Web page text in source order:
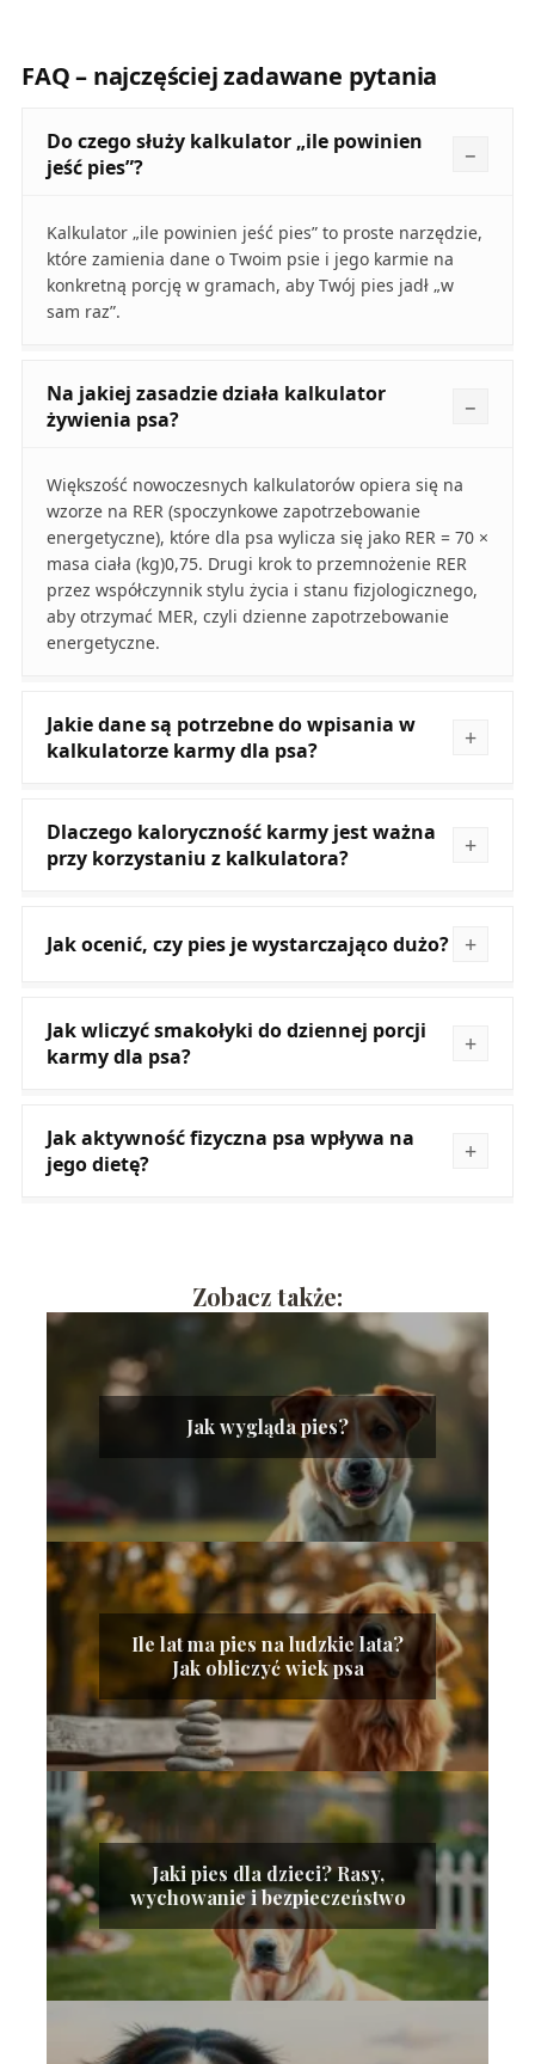
FAQ – najczęściej zadawane pytania
Do czego służy kalkulator „ile powinien
jeść pies”?
Kalkulator „ile powinien jeść pies” to proste narzędzie,
które zamienia dane o Twoim psie i jego karmie na
konkretną porcję w gramach, aby Twój pies jadł „w
sam raz”.
Na jakiej zasadzie działa kalkulator
żywienia psa?
Większość nowoczesnych kalkulatorów opiera się na
wzorze na RER (spoczynkowe zapotrzebowanie
energetyczne), które dla psa wylicza się jako RER = 70 ×
masa ciała (kg)0,75. Drugi krok to przemnożenie RER
przez współczynnik stylu życia i stanu fizjologicznego,
aby otrzymać MER, czyli dzienne zapotrzebowanie
energetyczne.
Jakie dane są potrzebne do wpisania w
kalkulatorze karmy dla psa?
Dlaczego kaloryczność karmy jest ważna
przy korzystaniu z kalkulatora?
Jak ocenić, czy pies je wystarczająco dużo?
Jak wliczyć smakołyki do dziennej porcji
karmy dla psa?
Jak aktywność fizyczna psa wpływa na
jego dietę?
Zobacz także:
Jak wygląda pies?
Ile lat ma pies na ludzkie lata?
Jak obliczyć wiek psa
Jaki pies dla dzieci? Rasy,
wychowanie i bezpieczeństwo